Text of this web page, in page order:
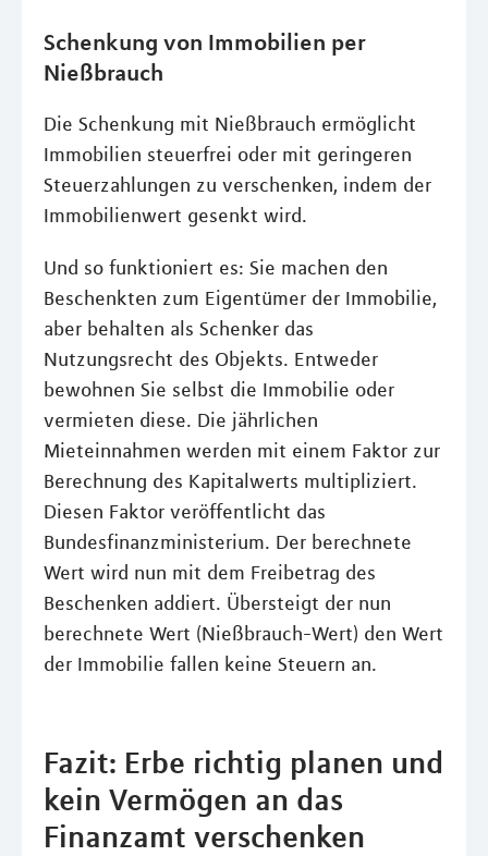
Schenkung von Immobilien per
Nießbrauch
Die Schenkung mit Nießbrauch ermöglicht
Immobilien steuerfrei oder mit geringeren
Steuerzahlungen zu verschenken, indem der
Immobilienwert gesenkt wird.
Und so funktioniert es: Sie machen den
Beschenkten zum Eigentümer der Immobilie,
aber behalten als Schenker das
Nutzungsrecht des Objekts. Entweder
bewohnen Sie selbst die Immobilie oder
vermieten diese. Die jährlichen
Mieteinnahmen werden mit einem Faktor zur
Berechnung des Kapitalwerts multipliziert.
Diesen Faktor veröffentlicht das
Bundesfinanzministerium. Der berechnete
Wert wird nun mit dem Freibetrag des
Beschenken addiert. Übersteigt der nun
berechnete Wert (Nießbrauch-Wert) den Wert
der Immobilie fallen keine Steuern an.
Fazit: Erbe richtig planen und
kein Vermögen an das
Finanzamt verschenken